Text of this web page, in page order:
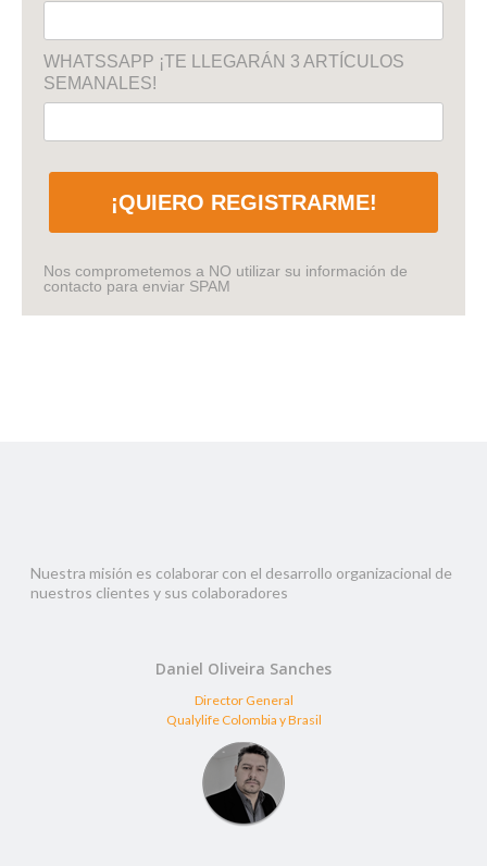
WHATSSAPP ¡TE LLEGARÁN 3 ARTÍCULOS
SEMANALES!
¡QUIERO REGISTRARME!
Nos comprometemos a NO utilizar su información de
contacto para enviar SPAM
Nuestra misión es colaborar con el desarrollo organizacional de
nuestros clientes y sus colaboradores
Daniel Oliveira Sanches
Director General
Qualylife Colombia y Brasil